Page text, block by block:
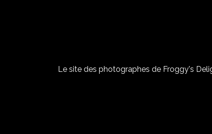
Le site des photographes de Froggy's